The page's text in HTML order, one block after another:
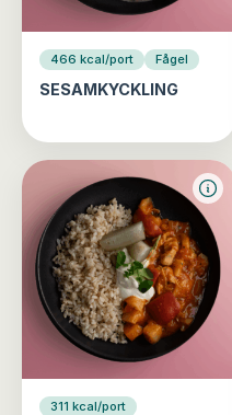
466 kcal/port Fågel
SESAMKYCKLING
311 kcal/port